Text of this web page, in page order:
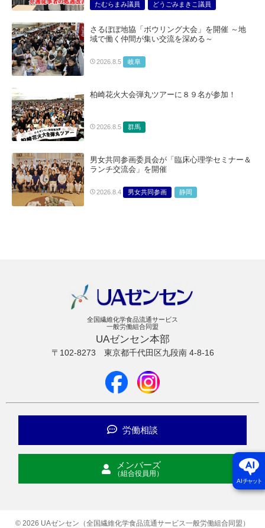
AIチャット
たむらまみ議員
どうごみまきこ議員
さるぼぼ地協「ボウリング大会」を開催 ～地
域で働く仲間が集い交流を深める～
2026.8.5 岐阜
柏崎花火大会弾丸ツアーに８９名が参加！
2026.8.5 群馬
男女共同参画委員会が「臨床心理学セミナー＆
ランチ交流会」を開催
2026.8.4 男女共同参画 静岡
全国繊維化学食品流通サービス
一般労働組合同盟
UAゼンセン本部
〒102-8273 東京都千代田区九段南 4-8-16
労働相談
メンバーズ
（組合役員用）
© 2026 UAゼンセン（全国繊維化学食品流通サービス一般労働組合同盟）